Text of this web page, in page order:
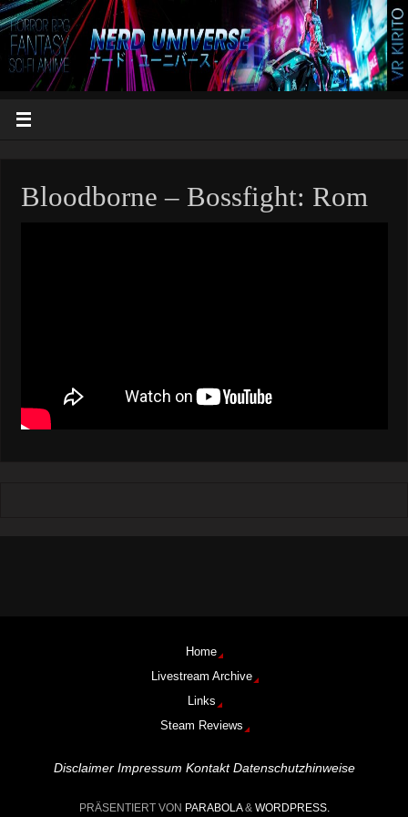
Bloodborne – Bossfight: Rom
Home
Livestream Archive
Links
Steam Reviews
Disclaimer Impressum Kontakt Datenschutzhinweise
PRÄSENTIERT VON PARABOLA& WORDPRESS.